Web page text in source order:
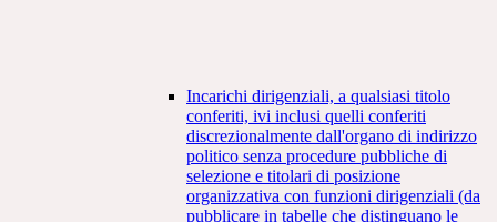
Incarichi dirigenziali, a qualsiasi titolo
conferiti, ivi inclusi quelli conferiti
discrezionalmente dall'organo di indirizzo
politico senza procedure pubbliche di
selezione e titolari di posizione
organizzativa con funzioni dirigenziali (da
pubblicare in tabelle che distinguano le